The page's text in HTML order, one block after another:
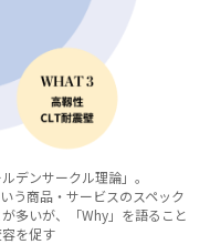
デンサークル理論」。
う商品・サービスのスペック
多いが、
「Why」を語ること
を促す